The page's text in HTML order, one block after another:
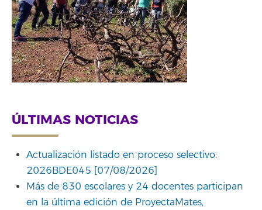
ÚLTIMAS NOTICIAS
Actualización listado en proceso selectivo:
2026BDE045 [07/08/2026]
Más de 830 escolares y 24 docentes participan
en la última edición de ProyectaMates,